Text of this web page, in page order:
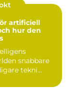
artificiell
hur den
snabbare
tekni...